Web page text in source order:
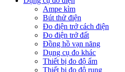
Ampe kìm
Bút thử điện
Đo điện trở cách điện
Đo điện trở đất
Đồng hồ vạn năng
Dụng cụ đo khác
Thiết bị đo độ ẩm
Thiết bị đo độ rung